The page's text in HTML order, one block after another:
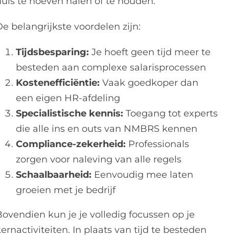
belangrijkste voordelen zijn:
Tijdsbesparing: Je hoeft geen tijd meer te
besteden aan complexe salarisprocessen
Kostenefficiëntie: Vaak goedkoper dan
een eigen HR-afdeling
Specialistische kennis: Toegang tot experts
die alle ins en outs van NMBRS kennen
Compliance-zekerheid: Professionals
zorgen voor naleving van alle regels
Schaalbaarheid: Eenvoudig mee laten
groeien met je bedrijf
kun je je volledig focussen op je
In plaats van tijd te besteden